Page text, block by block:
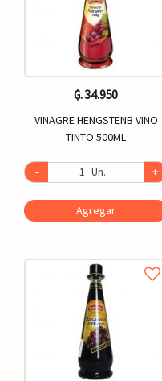
₲. 34.950
VINAGRE HENGSTENB VINO
TINTO 500ML
- Un. +
Agregar